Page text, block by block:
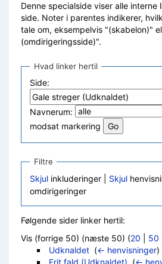
Denne specialside viser alle interne
side. Noter i parentes indikerer,
tale om, eksempelvis "(skabelon)"
(omdirigeringsside)".
Hvad linker hertil
Side:
Navnerum:
modsat markering
Filtre
Skjul inkluderinger | Skjul
omdirigeringer
Følgende sider linker hertil:
Vis (forrige 50) (næste 50) (20 50
Udknaldet‎ (← henvisninger)
Frit fald (Udknaldet) (←